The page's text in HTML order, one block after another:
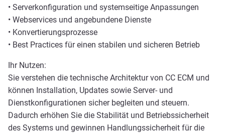
• Serverkonfiguration und systemseitige Anpassungen
• Webservices und angebundene Dienste
• Konvertierungsprozesse
• Best Practices für einen stabilen und sicheren Betrieb
Ihr Nutzen:
Sie verstehen die technische Architektur von CC ECM und
können Installation, Updates sowie Server- und
Dienstkonfigurationen sicher begleiten und steuern.
Dadurch erhöhen Sie die Stabilität und Betriebssicherheit
des Systems und gewinnen Handlungssicherheit für die